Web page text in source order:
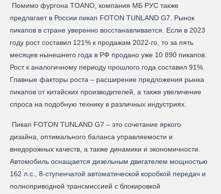
Помимо фургона TOANO, компания МБ РУС также
предлагает в России пикап FOTON TUNLAND G7. Рынок
пикапов в стране уверенно восстанавливается. Если в 2023
году рост составил 121% к продажам 2022-го, то за пять
месяцев нынешнего года в РФ продано уже 10 890 пикапов.
Рост к аналогичному периоду прошлого года составил 91%.
Главные факторы роста – расширение предложения рынка
пикапов от китайских производителей, а также увеличение
спроса на подобную технику в различных индустриях.
Пикап FOTON TUNLAND G7 – это сочетание яркого
дизайна, оптимального баланса управляемости и
внедорожных качеств, а также динамики и экономичности.
Автомобиль оснащается дизельным двигателем мощностью
162 л.с., 8-ступенчатой автоматической коробкой передач и
полноприводной трансмиссией с блокировкой